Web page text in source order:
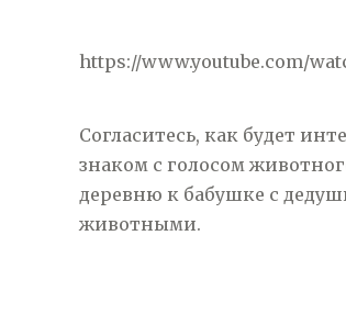
https://www.youtube.com/
Согласитесь, как будет
знаком с голосом
деревню к бабушке с
животными.